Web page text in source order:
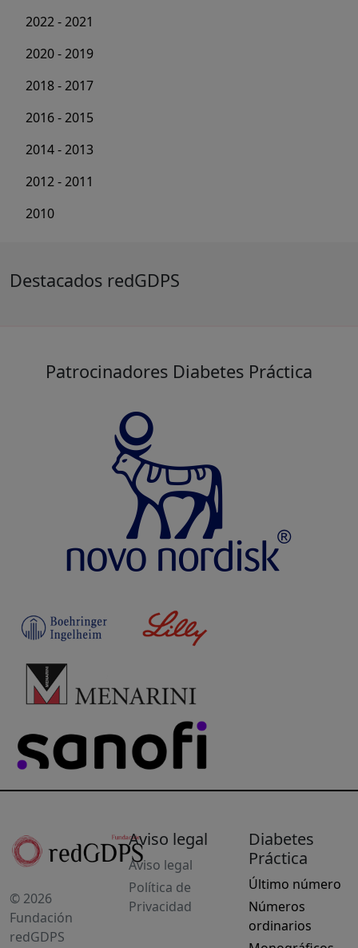
2022 - 2021
2020 - 2019
2018 - 2017
2016 - 2015
2014 - 2013
2012 - 2011
2010
Destacados redGDPS
Patrocinadores Diabetes Práctica
© 2026
Fundación
redGDPS
Aviso legal
Aviso legal
Política de
Privacidad
Diabetes
Práctica
Último número
Números
ordinarios